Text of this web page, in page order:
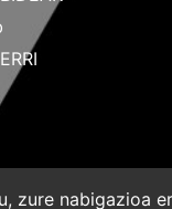
zure nabigazioa